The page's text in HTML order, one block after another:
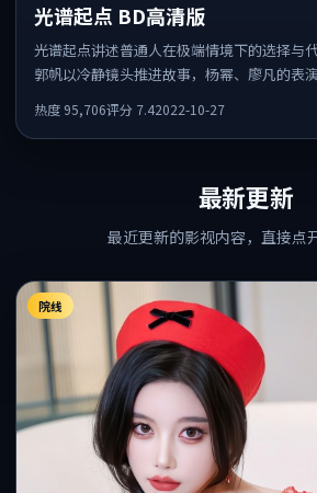
光谱起点 BD高清版
光谱起点讲述普通人在极端情境下的选择与
郭帆以冷静镜头推进故事，杨幂、廖凡的表
热度 95,706评分 7.42022-10-27
最新更新
最近更新的影视内容，直接点
院线